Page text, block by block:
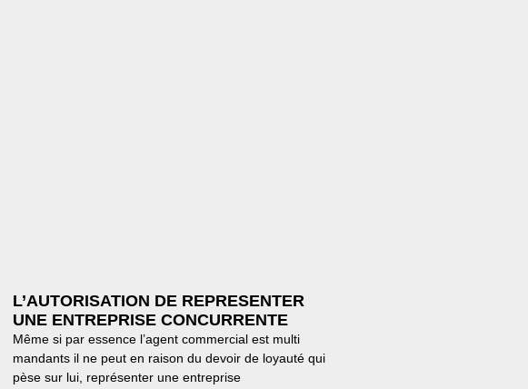
L’AUTORISATION DE REPRESENTER
UNE ENTREPRISE CONCURRENTE
Même si par essence l’agent commercial est multi
mandants il ne peut en raison du devoir de loyauté qui
pèse sur lui, représenter une entreprise